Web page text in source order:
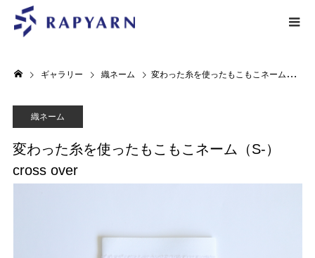
ギャラリー 織ネーム 変わった糸を使ったもこもこネーム（S-）cross over
織ネーム
変わった糸を使ったもこもこネーム（S-）
cross over